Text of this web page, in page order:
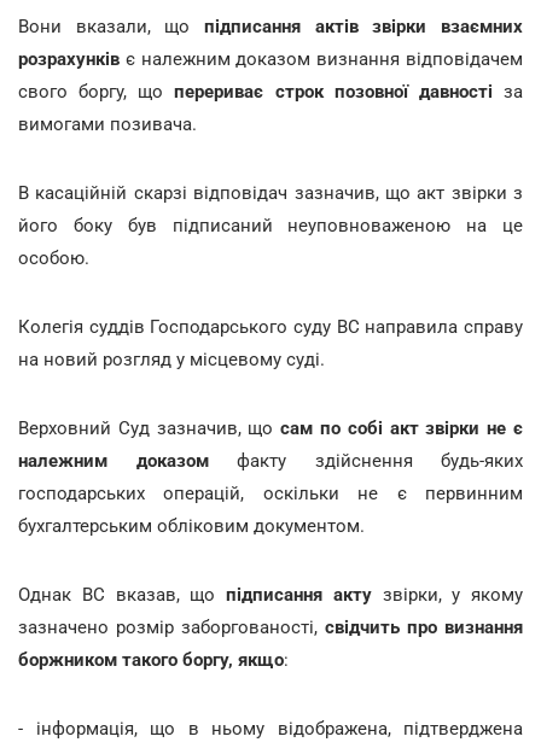
Вони вказали, що підписання актів звірки взаємних
розрахунків є належним доказом визнання відповідачем
свого боргу, щоперериває строк позовної давностіза
вимогами позивача.
В касаційній скарзі відповідач зазначив, що акт звірки з
його боку був підписаний неуповноваженою на це
особою.
Колегія суддів Господарського суду ВС направила справу
на новий розгляд у місцевому суді.
Верховний Суд зазначив, щосам по собі акт звірки не є
належним доказомфакту здійснення будь-яких
господарських операцій, оскільки не є первинним
бухгалтерським обліковим документом.
Однак ВС вказав, що підписання актузвірки, у якому
зазначено розмір заборгованості, свідчить про визнання
боржником такого боргу, якщо:
- інформація, що в ньому відображена, підтверджена